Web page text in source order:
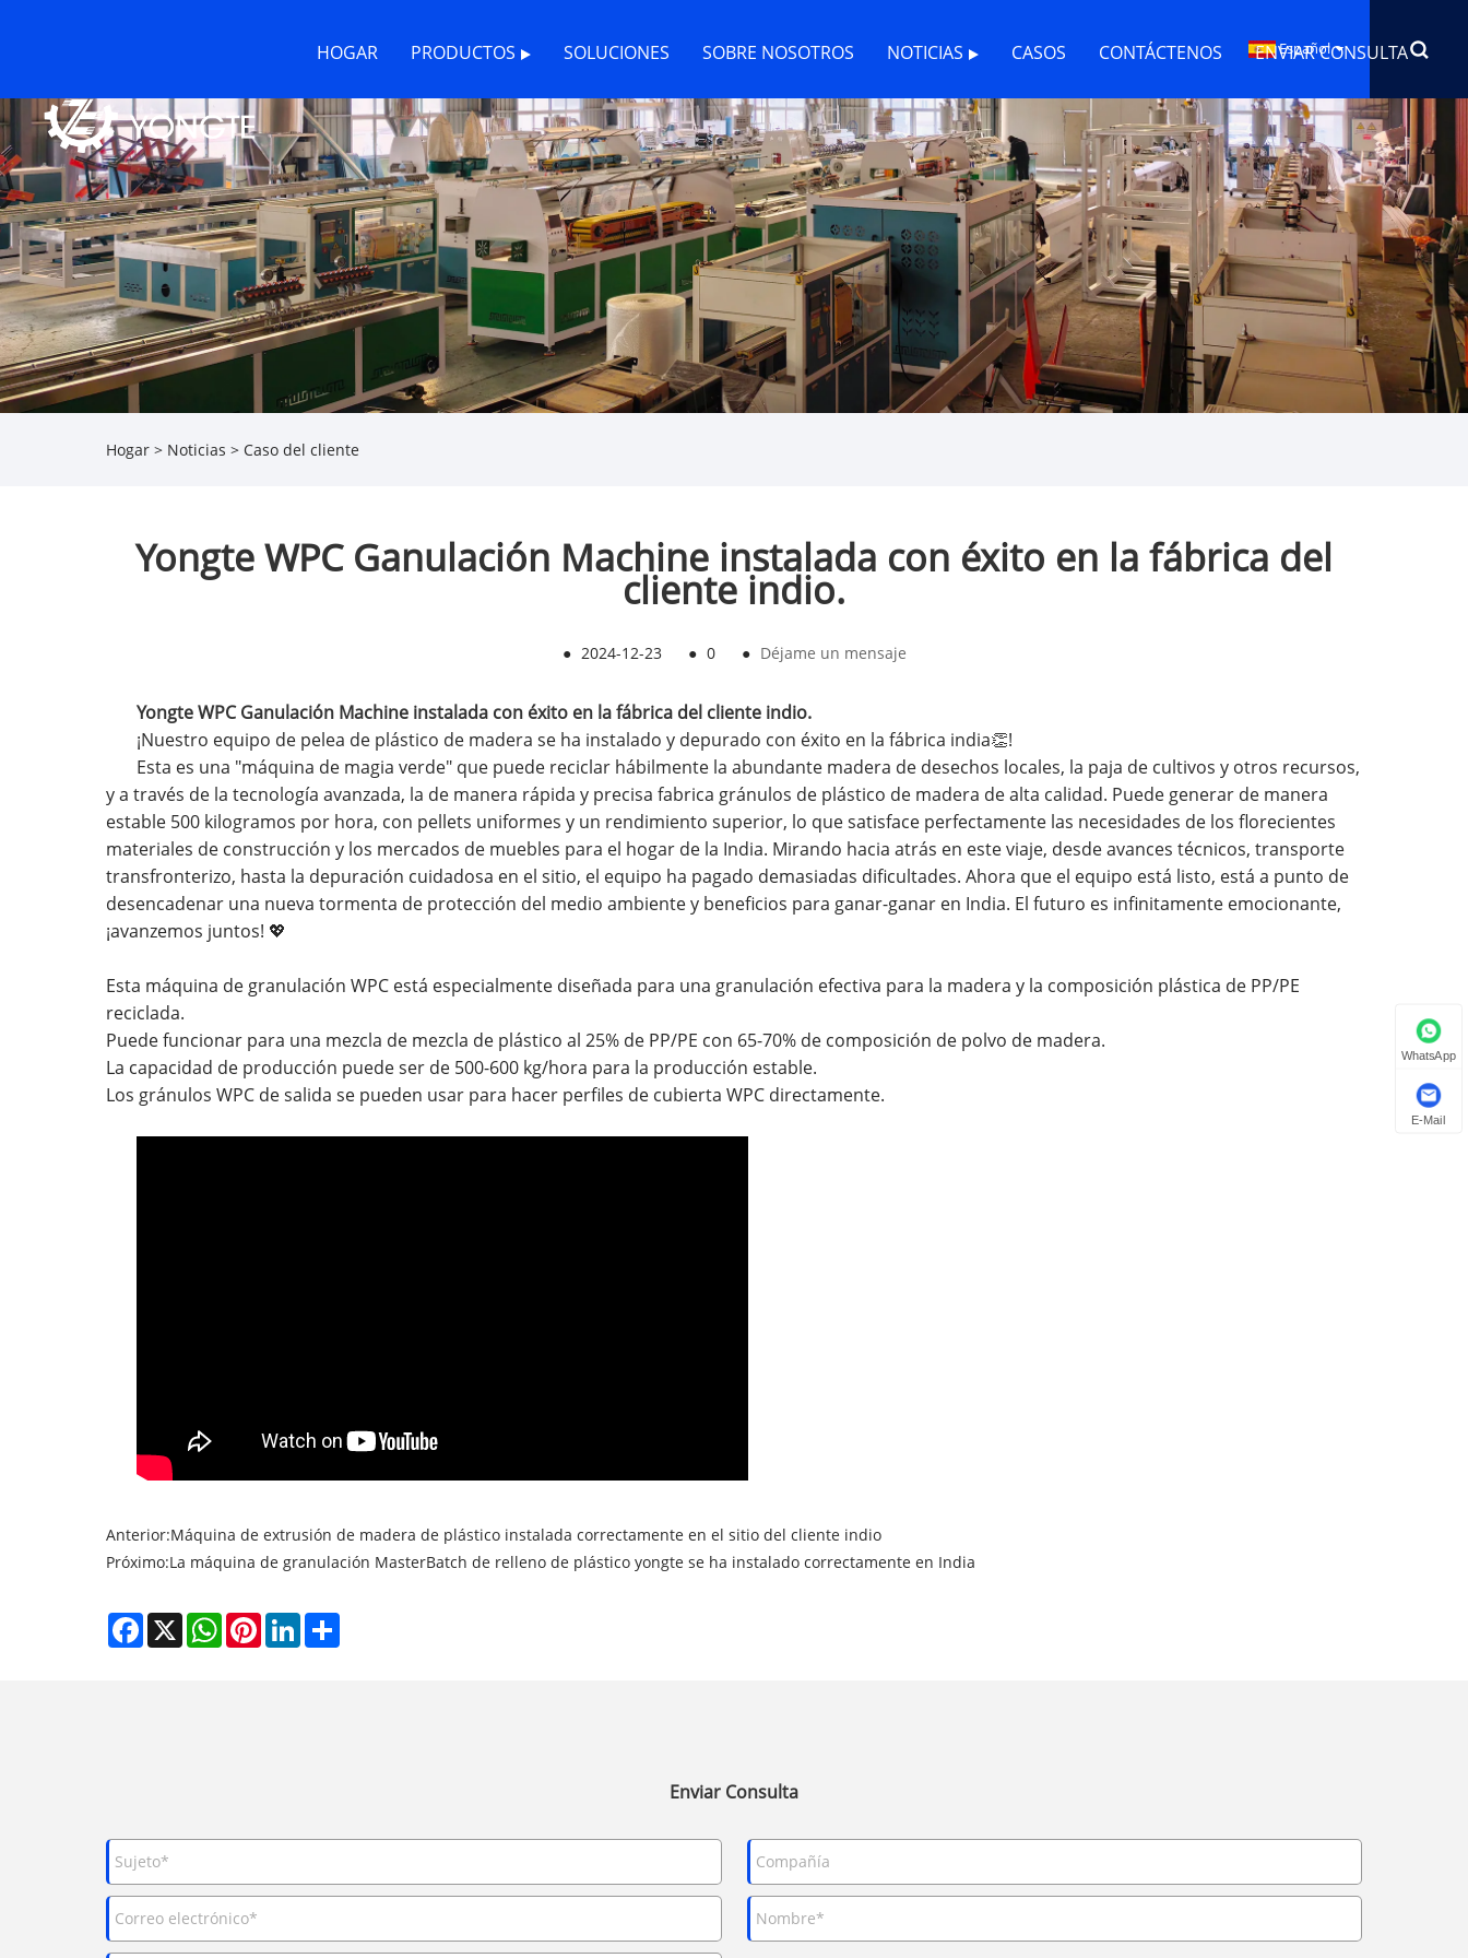
HOGAR PRODUCTOS SOLUCIONES SOBRE NOSOTROS NOTICIAS CASOS CONTÁCTENOS ENVIAR CONSULTA
Español
Hogar > Noticias > Caso del cliente
Yongte WPC Ganulación Machine instalada con éxito en la fábrica del
cliente indio.
● 2024-12-23 ● 0 ● Déjame un mensaje
Yongte WPC Ganulación Machine instalada con éxito en la fábrica del cliente indio.
¡Nuestro equipo de pelea de plástico de madera se ha instalado y depurado con éxito en la fábrica india👏!
Esta es una "máquina de magia verde" que puede reciclar hábilmente la abundante madera de desechos locales, la paja de cultivos y otros recursos,
y a través de la tecnología avanzada, la de manera rápida y precisa fabrica gránulos de plástico de madera de alta calidad. Puede generar de manera
estable 500 kilogramos por hora, con pellets uniformes y un rendimiento superior, lo que satisface perfectamente las necesidades de los florecientes
materiales de construcción y los mercados de muebles para el hogar de la India. Mirando hacia atrás en este viaje, desde avances técnicos, transporte
transfronterizo, hasta la depuración cuidadosa en el sitio, el equipo ha pagado demasiadas dificultades. Ahora que el equipo está listo, está a punto de
desencadenar una nueva tormenta de protección del medio ambiente y beneficios para ganar-ganar en India. El futuro es infinitamente emocionante,
¡avanzemos juntos! 💖
Esta máquina de granulación WPC está especialmente diseñada para una granulación efectiva para la madera y la composición plástica de PP/PE
reciclada.
Puede funcionar para una mezcla de mezcla de plástico al 25% de PP/PE con 65-70% de composición de polvo de madera.
La capacidad de producción puede ser de 500-600 kg/hora para la producción estable.
Los gránulos WPC de salida se pueden usar para hacer perfiles de cubierta WPC directamente.
Anterior:Máquina de extrusión de madera de plástico instalada correctamente en el sitio del cliente indio
Próximo:La máquina de granulación MasterBatch de relleno de plástico yongte se ha instalado correctamente en India
Facebook
X WhatsAppPinterestLinkedIn
Enviar Consulta
WhatsApp
E-Mail